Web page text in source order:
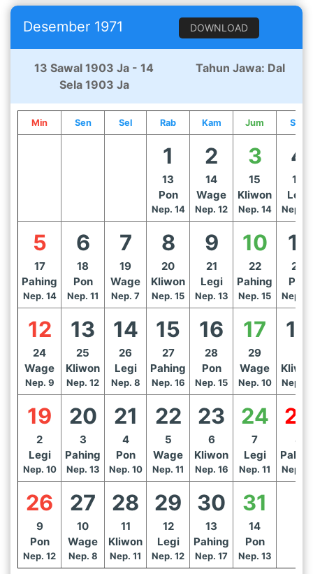
Desember 1971 DOWNLOAD
13 Sawal 1903 Ja - 14
Sela 1903 Ja
Tahun Jawa: Dal
Min Sen Sel Rab Kam Jum Sab
1
13
Pon
Nep. 14
2
14
Wage
Nep. 12
3
15
Kliwon
Nep. 14
4
16
Legi
Nep.
5
17
Pahing
Nep. 14
6
18
Pon
Nep. 11
7
19
Wage
Nep. 7
8
20
Kliwon
Nep. 15
9
21
Legi
Nep. 13
10
22
Pahing
Nep. 15
11
23
Pon
Nep.
12
24
Wage
Nep. 9
13
25
Kliwon
Nep. 12
14
26
Legi
Nep. 8
15
27
Pahing
Nep. 16
16
28
Pon
Nep. 15
17
29
Wage
Nep. 10
18
Nep.
19
2
Legi
Nep. 10
20
3
Pahing
Nep. 13
21
4
Pon
Nep. 10
22
5
Wage
Nep. 11
23
6
Kliwon
Nep. 16
24
7
Legi
Nep. 11
25
8
Nep.
26
9
Pon
Nep. 12
27
10
Wage
Nep. 8
28
11
Kliwon
Nep. 11
29
12
Legi
Nep. 12
30
13
Pahing
Nep. 17
31
14
Pon
Nep. 13